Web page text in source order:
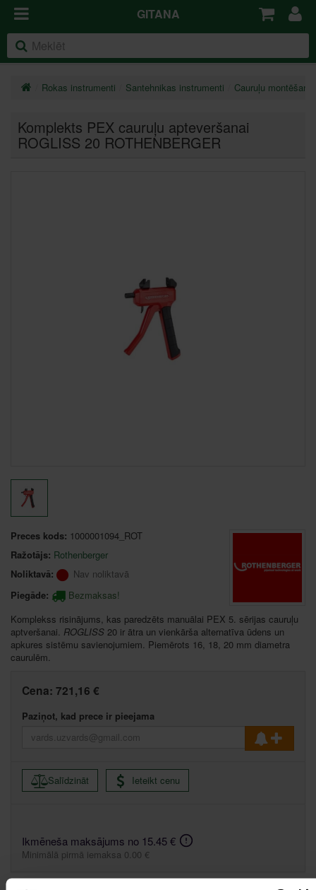
GITANA
Rokas instrumenti Santehnikas instrumenti Cauruļu
Komplekts PEX cauruļu apteveršanai
ROGLISS 20 ROTHENBERGER
Preces kods: 1000001094_ROT
Ražotājs: Rothenberger
Noliktavā:
Nav noliktavā
Piegāde:
Bezmaksas!
Komplekss risinājums, kas paredzēts manuālai PEX 5. sērijas cauruļu
aptveršanai. ROGLISS 20 ir ātra un vienkārša alternatīva ūdens un
apkures sistēmu savienojumiem. Piemērots 16, 18, 20 mm diametra
caurulēm.
Cena: 721,16 €
Paziņot, kad prece ir pieejama
Salīdzināt Ieteikt cenu
Ikmēneša maksājums no 15.45 €
Minimālā pirmā iemaksa 0.00 €